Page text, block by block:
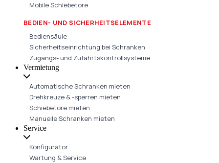
Mobile Schiebetore
BEDIEN- UND SICHERHEITSELEMENTE
Bediensäule
Sicherheitseinrichtung bei Schranken
Zugangs- und Zufahrtskontrollsysteme
Vermietung
Automatische Schranken mieten
Drehkreuze & -sperren mieten
Schiebetore mieten
Manuelle Schranken mieten
Service
Konfigurator
Wartung & Service